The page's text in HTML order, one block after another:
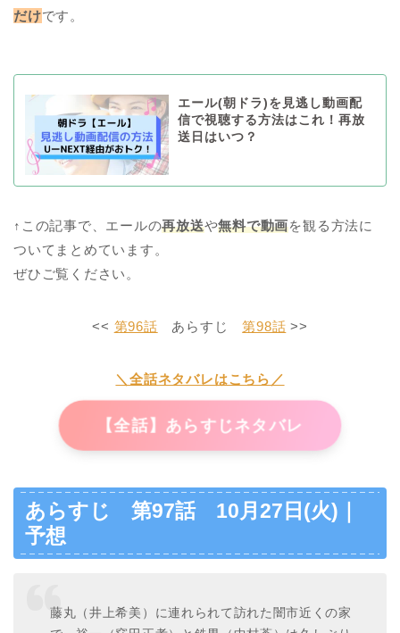
だけです。
エール(朝ドラ)を見逃し動画配
信で視聴する方法はこれ！再放
送日はいつ？
↑この記事で、エールの再放送や無料で動画を観る方法に
ついてまとめています。
ぜひご覧ください。
<< 第96話 あらすじ第98話 >>
＼全話ネタバレはこちら／
【全話】あらすじネタバレ
あらすじ 第97話 10月27日(火)｜
予想
藤丸（井上希美）に連れられて訪れた闇市近くの家